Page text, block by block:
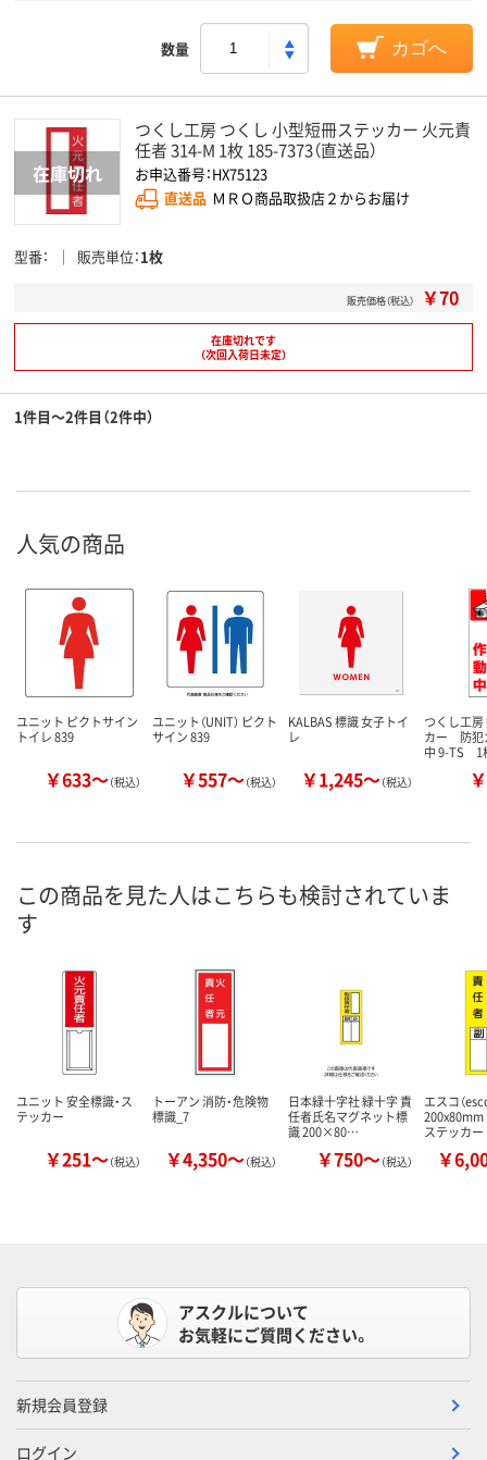
数量 カゴへ
つくし工房 つくし 小型短冊ステッカー 火元責
任者 314-M 1枚 185-7373（直送品）
お申込番号：HX75123
直送品 ＭＲＯ商品取扱店２からお届け
型番 販売単位 1枚
販売価格（税込） ￥70
在庫切れです
（次回入荷日未定）
1件目～2件目（2件中）
人気の商品
ユニット ピクトサイン
トイレ 839
￥633～（税込）
ユニット（UNIT） ピクト
サイン 839
￥557～（税込）
KALBAS 標識 女子トイ
レ
￥1,245～（税込）
つくし工
カー 防犯
中 9-TS 1
この商品を見た人はこちらも検討されていま
す
ユニット 安全標識・ス
テッカー
￥251～（税込）
トーアン 消防・危険物
標識_7
￥4,350～（税込）
日本緑十字社 緑十字 責
任者氏名マグネット標
識 200×80…
￥750～（税込）
エスコ（
200x80mm
ステッカー
￥
アスクルについて
お気軽にご質問ください。
新規会員登録
ログイン